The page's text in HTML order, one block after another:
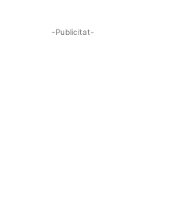
-Publicitat-